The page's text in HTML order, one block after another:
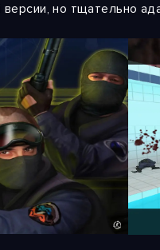
версии, но тщательно